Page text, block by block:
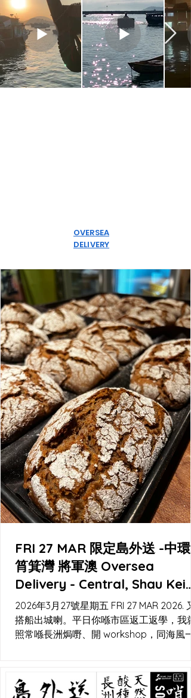
OVERSEA
DELIVERY
FRI 27 MAR 限定島外送 -中環
筲箕灣 將軍澳 Oversea
Delivery - Central, Shau Kei
Wan, Tseung Kwan O
2026年3月27號星期五 FRI 27 MAR 2026. 又
搭船出城喇。平日你喺市區返工返學，我就
照常喺長洲焗嘢、開 workshop，同海風一
現 meet up，再加埋幾個固定取貨點，一齊
幫你喺城入面留返少少島上節奏。